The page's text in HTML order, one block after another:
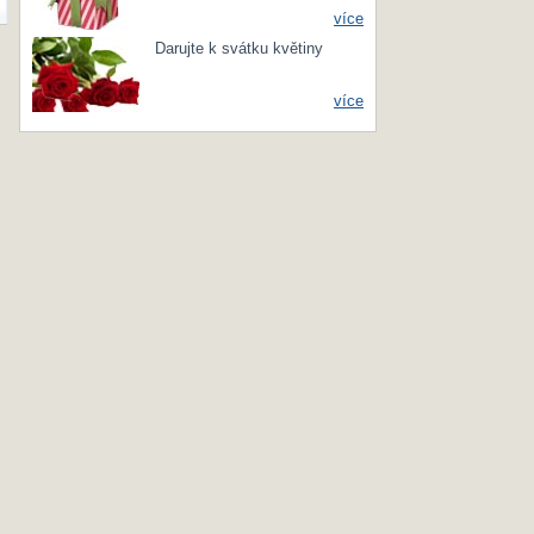
více
Darujte k svátku květiny
více